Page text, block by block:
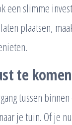
een slimme
plaatsen,
te komen
tussen
je tuin. Of je